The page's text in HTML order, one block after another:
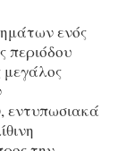
ενός
περιόδου
μεγάλος
εντυπωσιακά